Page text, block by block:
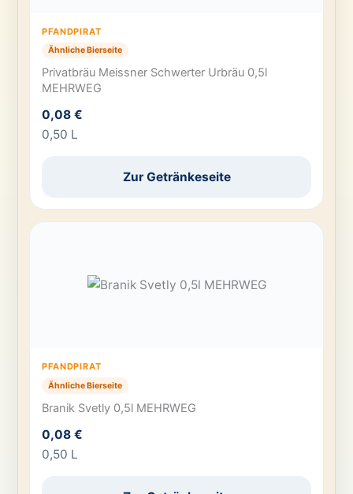
PFANDPIRAT
Ähnliche Bierseite
Privatbräu Meissner Schwerter Urbräu 0,5l
MEHRWEG
0,08 €
0,50 L
Zur Getränkeseite
PFANDPIRAT
Ähnliche Bierseite
Branik Svetly 0,5l MEHRWEG
0,08 €
0,50 L